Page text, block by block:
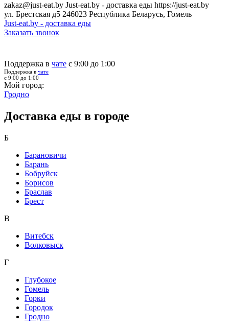
zakaz@just-eat.by Just-eat.by - доставка еды https://just-eat.by
ул. Брестская д5 246023 Республика Беларусь, Гомель
Just-eat.by - доставка еды
Заказать звонок
Поддержка в чате с 9:00 до 1:00
Поддержка в чате
с 9:00 до 1:00
Мой город:
Гродно
Доставка еды в городе
Б
Барановичи
Барань
Бобруйск
Борисов
Браслав
Брест
В
Витебск
Волковыск
Г
Глубокое
Гомель
Горки
Городок
Гродно